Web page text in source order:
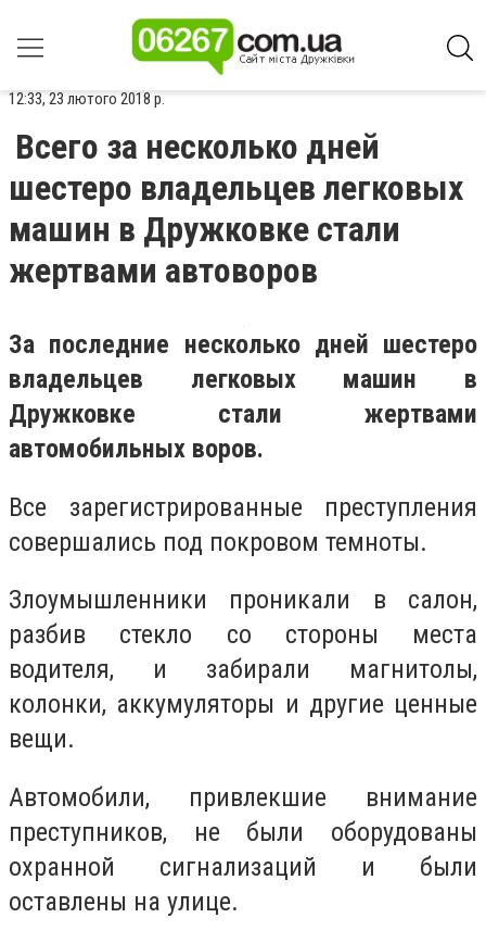
12:33, 23 лютого 2018 р.
Всего за несколько дней
шестеро владельцев легковых
машин в Дружковке стали
жертвами автоворов
За последние несколько дней шестеро
владельцев легковых машин в
Дружковке стали жертвами
автомобильных воров.
Все зарегистрированные преступления
совершались под покровом темноты.
Злоумышленники проникали в салон,
разбив стекло со стороны места
водителя, и забирали магнитолы,
колонки, аккумуляторы и другие ценные
вещи.
Автомобили, привлекшие внимание
преступников, не были оборудованы
охранной сигнализаций и были
оставлены на улице.